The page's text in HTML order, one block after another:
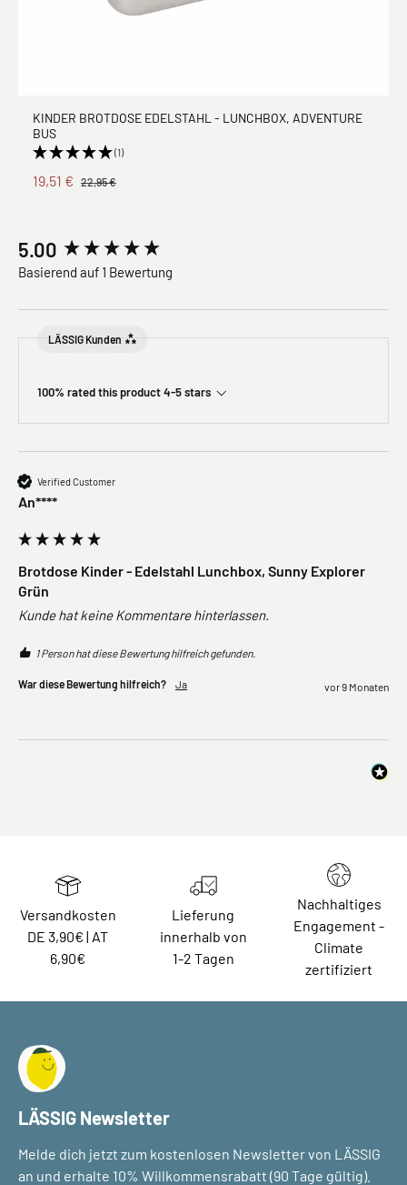
KINDER BROTDOSE EDELSTAHL - LUNCHBOX, ADVENTURE
BUS
(1)
19,51 € 22,95 €
5.00
Basierend auf 1 Bewertung
LÄSSIG Kunden
100% rated this product 4-5 stars
Verified Customer
An****
Brotdose Kinder - Edelstahl Lunchbox, Sunny Explorer
Grün
Kunde hat keine Kommentare hinterlassen.
1 Person hat diese Bewertung hilfreich gefunden.
War diese Bewertung hilfreich? Ja vor 9 Monaten
New content loaded
Versandkosten
DE 3,90€ | AT
6,90€
Lieferung
innerhalb von
1-2 Tagen
Nachhaltiges
Engagement -
Climate
zertifiziert
LÄSSIG Newsletter
Melde dich jetzt zum kostenlosen Newsletter von LÄSSIG
an und erhalte 10% Willkommensrabatt (90 Tage gültig).